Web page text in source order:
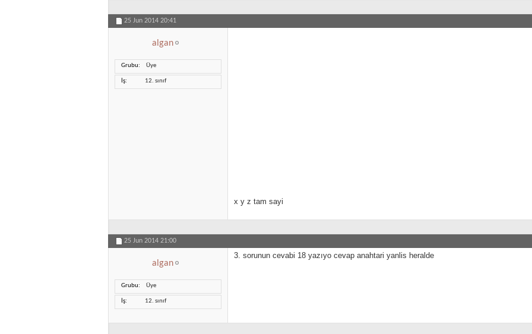
25 Jun 2014 20:41
algan
Grubu Üye
İş 12. sınıf
x y z tam sayi
25 Jun 2014 21:00
algan
Grubu Üye
İş 12. sınıf
3. sorunun cevabi 18 yazıyo cevap anahtari yanlis heralde